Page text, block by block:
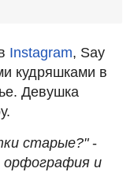
Instagram, Say
кудряшками в
Девушка
старые?"-
орфография и